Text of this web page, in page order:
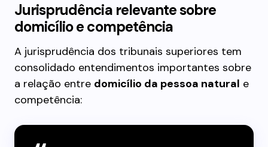
Jurisprudência relevante sobre
domicílio e competência
A jurisprudência dos tribunais superiores tem
consolidado entendimentos importantes sobre
a relação entre domicílio da pessoa natural e
competência: